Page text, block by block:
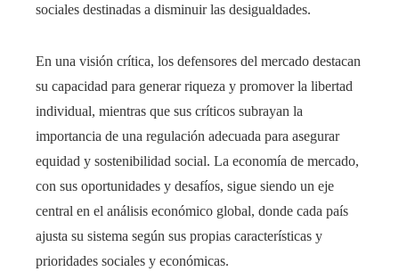
sociales destinadas a disminuir las desigualdades.
En una visión crítica, los defensores del mercado destacan
su capacidad para generar riqueza y promover la libertad
individual, mientras que sus críticos subrayan la
importancia de una regulación adecuada para asegurar
equidad y sostenibilidad social. La economía de mercado,
con sus oportunidades y desafíos, sigue siendo un eje
central en el análisis económico global, donde cada país
ajusta su sistema según sus propias características y
prioridades sociales y económicas.